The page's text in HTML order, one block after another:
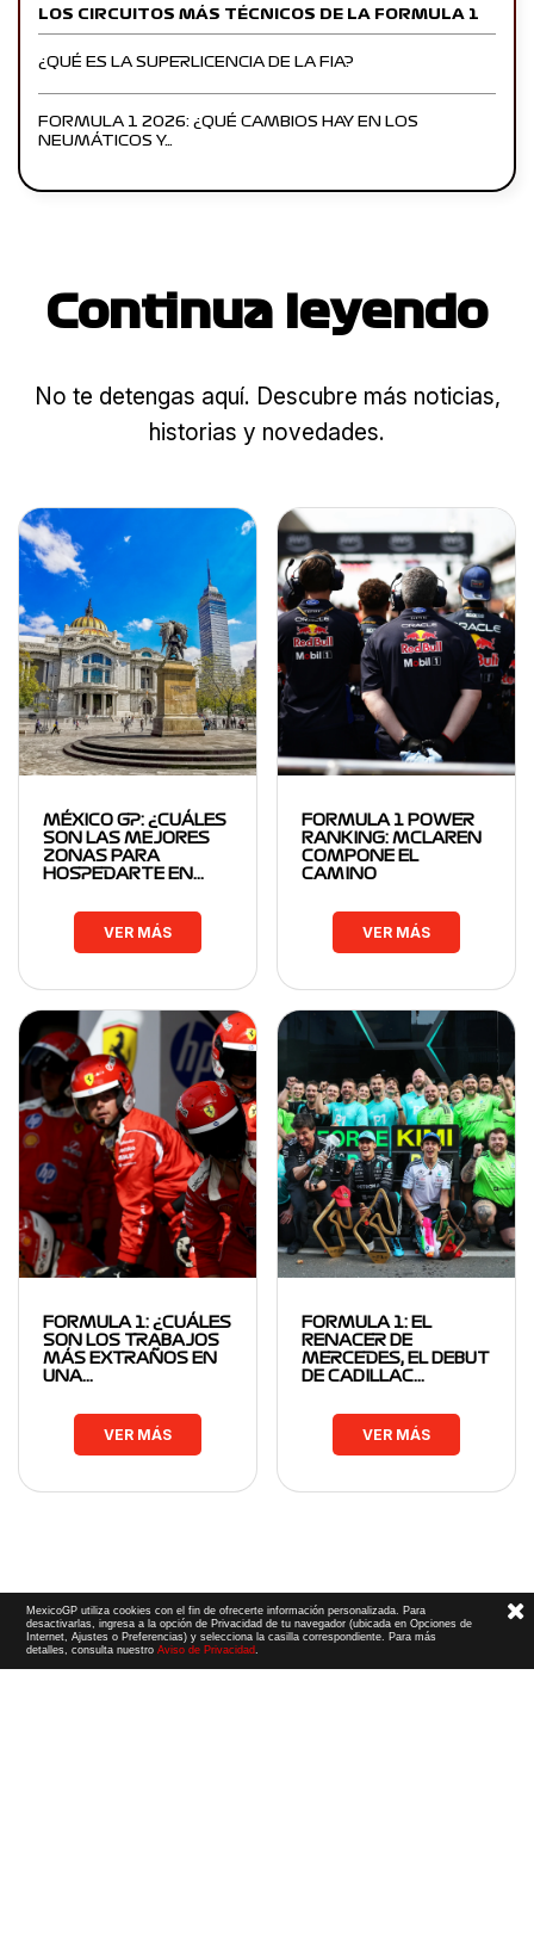
LOS CIRCUITOS MÁS TÉCNICOS DE LA FORMULA 1
¿QUÉ ES LA SUPERLICENCIA DE LA FIA?
FORMULA 1 2026: ¿QUÉ CAMBIOS HAY EN LOS
NEUMÁTICOS Y…
Continua leyendo
No te detengas aquí. Descubre más noticias,
historias y novedades.
MÉXICO GP: ¿CUÁLES
SON LAS MEJORES
ZONAS PARA
HOSPEDARTE EN…
VER MÁS
FORMULA 1 POWER
RANKING: MCLAREN
COMPONE EL
CAMINO
VER MÁS
FORMULA 1: ¿CUÁLES
SON LOS TRABAJOS
MÁS EXTRAÑOS EN
UNA…
VER MÁS
FORMULA 1: EL
RENACER DE
MERCEDES, EL DEBUT
DE CADILLAC…
VER MÁS
MexicoGP utiliza cookies con el fin de ofrecerte información personalizada. Para
desactivarlas, ingresa a la opción de Privacidad de tu navegador (ubicada en Opciones de
Internet, Ajustes o Preferencias) y selecciona la casilla correspondiente. Para más
detalles, consulta nuestroAviso de Privacidad.